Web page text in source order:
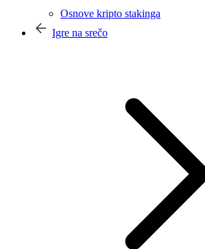
Osnove kripto stakinga
Igre na srečo